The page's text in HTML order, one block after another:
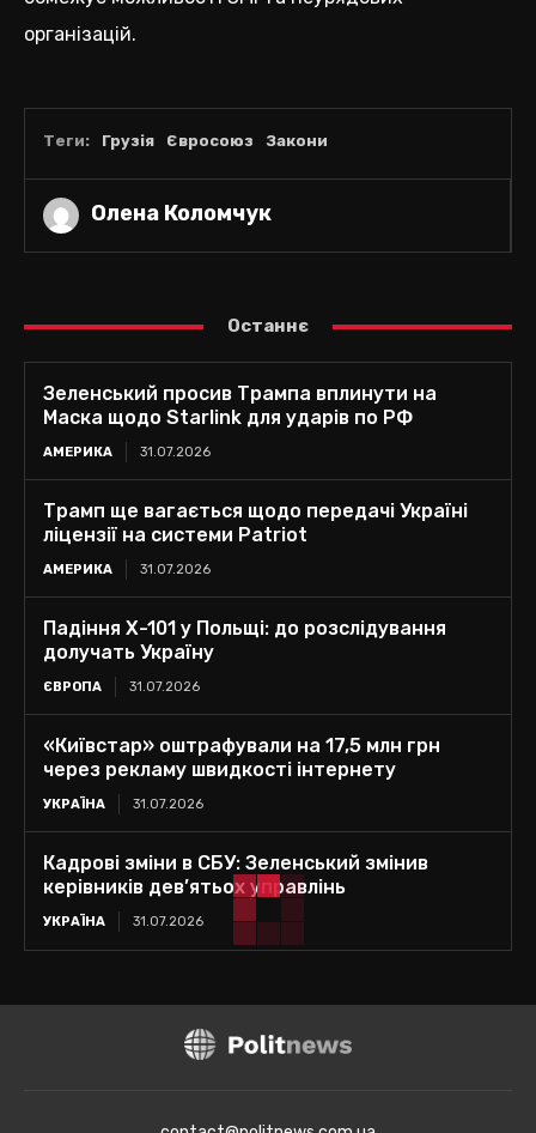
організацій.
Олена Коломчук
Теги: Грузія Євросоюз Закони
Останнє
Зеленський просив Трампа вплинути на
Маска щодо Starlink для ударів по РФ
АМЕРИКА 31.07.2026
Трамп ще вагається щодо передачі Україні
ліцензії на системи Patriot
АМЕРИКА 31.07.2026
Падіння Х-101 у Польщі: до розслідування
долучать Україну
ЄВРОПА 31.07.2026
«Київстар» оштрафували на 17,5 млн грн
через рекламу швидкості інтернету
УКРАЇНА 31.07.2026
Кадрові зміни в СБУ: Зеленський змінив
керівників дев’ятьох управлінь
УКРАЇНА 31.07.2026